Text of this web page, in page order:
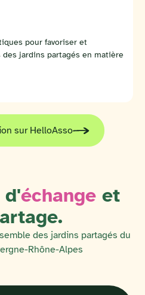
pour favoriser et
jardins partagés en matière
sur HelloAsso
d'échangeet
des jardins partagés du
Rhône-Alpes